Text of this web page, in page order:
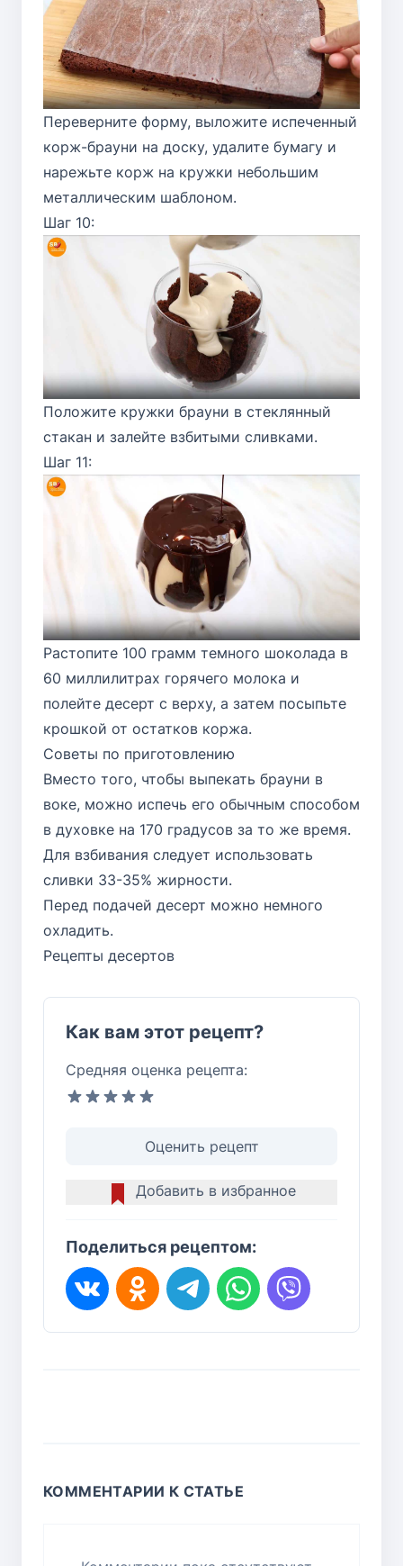
Переверните форму, выложите испеченный
корж-брауни на доску, удалите бумагу и
нарежьте корж на кружки небольшим
металлическим шаблоном.
Шаг 10:
Положите кружки брауни в стеклянный
стакан и залейте взбитыми сливками.
Шаг 11:
Растопите 100 грамм темного шоколада в
60 миллилитрах горячего молока и
полейте десерт с верху, а затем посыпьте
крошкой от остатков коржа.
Советы по приготовлению
Вместо того, чтобы выпекать брауни в
воке, можно испечь его обычным способом
в духовке на 170 градусов за то же время.
Для взбивания следует использовать
сливки 33-35% жирности.
Перед подачей десерт можно немного
охладить.
Рецепты десертов
Как вам этот рецепт?
Средняя оценка рецепта:
Оценить рецепт
Добавить в избранное
Поделиться рецептом:
КОММЕНТАРИИ К СТАТЬЕ